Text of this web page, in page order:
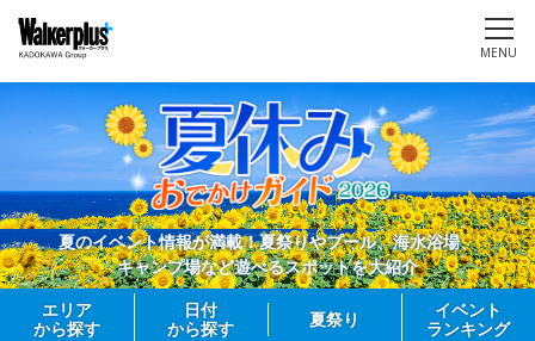
MENU
夏のイベント情報が満載！夏祭りやプール、海水浴場、
キャンプ場など遊べるスポットを大紹介
エリア
から探す
日付
から探す
夏祭り
イベント
ランキング